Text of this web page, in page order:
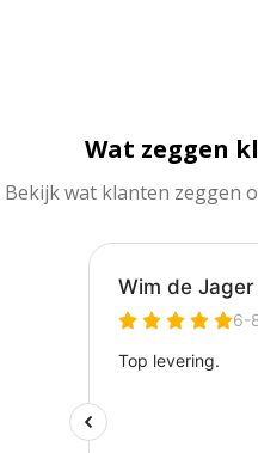
Wat zeggen
Bekijk wat klanten zeggen